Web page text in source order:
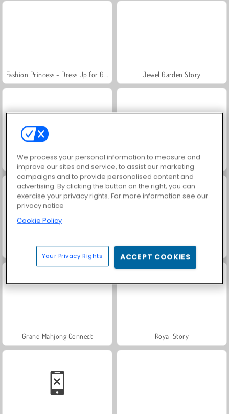
Jewel Garden Story
Masha and the Bear: Meadows Scala 40
Farm Merge Valley Juice Merge
Grand Mahjong Connect Royal Story
We process your personal information to measure and
improve our sites and service, to assist our marketing
campaigns and to provide personalised content and
advertising. By clicking the button on the right, you can
exercise your privacy rights. For more information see our
privacy notice
Cookie Policy
Your Privacy Rights ACCEPT COOKIES